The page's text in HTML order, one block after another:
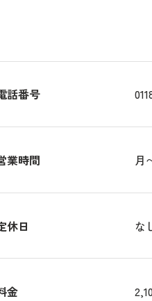
話番号
業時間 月
休日 な
金